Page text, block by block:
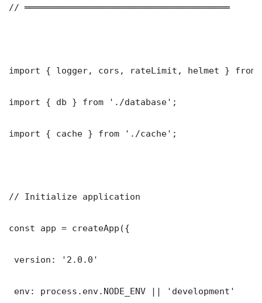
// ═══════════════════════════════════════
import { logger, cors, rateLimit, helmet } from
import { db } from './database';
import { cache } from './cache';
// Initialize application
const app = createApp({
version: '2.0.0'
env: process.env.NODE_ENV || 'development'